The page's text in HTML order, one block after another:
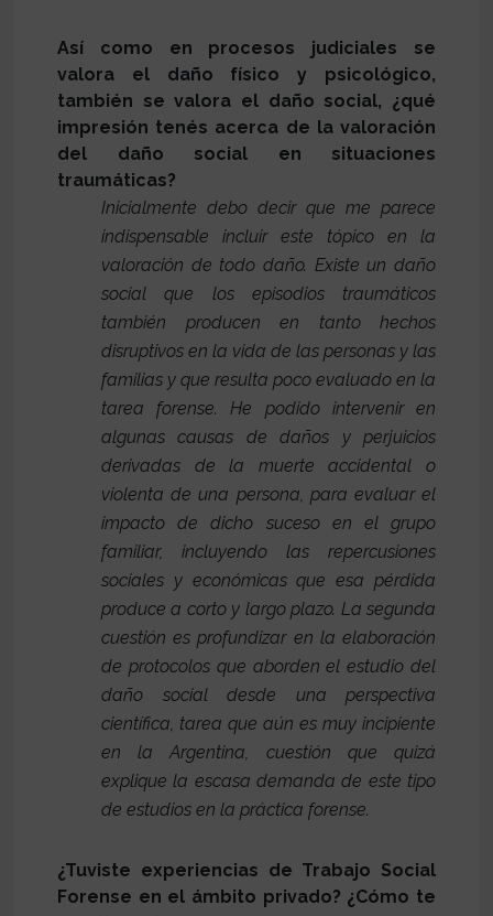
Así como en procesos judiciales se
valora el daño físico y psicológico,
también se valora el daño social, ¿qué
impresión tenés acerca de la valoración
del daño social en situaciones
traumáticas?
Inicialmente debo decir que me parece
indispensable incluir este tópico en la
valoración de todo daño. Existe un daño
social que los episodios traumáticos
también producen en tanto hechos
disruptivos en la vida de las personas y las
familias y que resulta poco evaluado en la
tarea forense. He podido intervenir en
algunas causas de daños y perjuicios
derivadas de la muerte accidental o
violenta de una persona, para evaluar el
impacto de dicho suceso en el grupo
familiar, incluyendo las repercusiones
sociales y económicas que esa pérdida
produce a corto y largo plazo. La segunda
cuestión es profundizar en la elaboración
de protocolos que aborden el estudio del
daño social desde una perspectiva
científica, tarea que aún es muy incipiente
en la Argentina, cuestión que quizá
explique la escasa demanda de este tipo
de estudios en la práctica forense.
¿Tuviste experiencias de Trabajo Social
Forense en el ámbito privado? ¿Cómo te